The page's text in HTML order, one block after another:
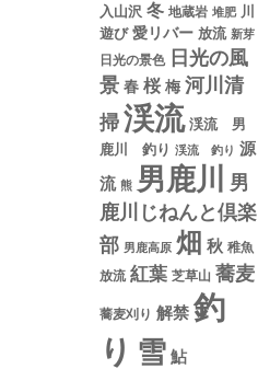
入山沢 冬 地蔵岩 堆肥 川
遊び 愛リバー 放流 新芽
日光の景色
日光の風
景 春 桜 梅 河川清
掃渓流 渓流 男
鹿川 釣り 渓流 釣り 源
流 熊 男鹿川
男
鹿川じねんと倶楽
部 男鹿高原 畑 秋 稚魚
放流 紅葉 芝草山 蕎麦
蕎麦刈り 解禁 釣
り 雪 鮎